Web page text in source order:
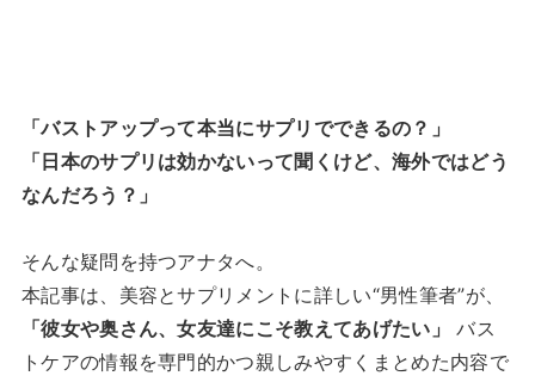
「バストアップって本当にサプリでできるの？」
「日本のサプリは効かないって聞くけど、海外ではどう
なんだろう？」
そんな疑問を持つアナタへ。
本記事は、美容とサプリメントに詳しい“男性筆者”が、
「彼女や奥さん、女友達にこそ教えてあげたい」
バス
トケアの情報を専門的かつ親しみやすくまとめた内容で